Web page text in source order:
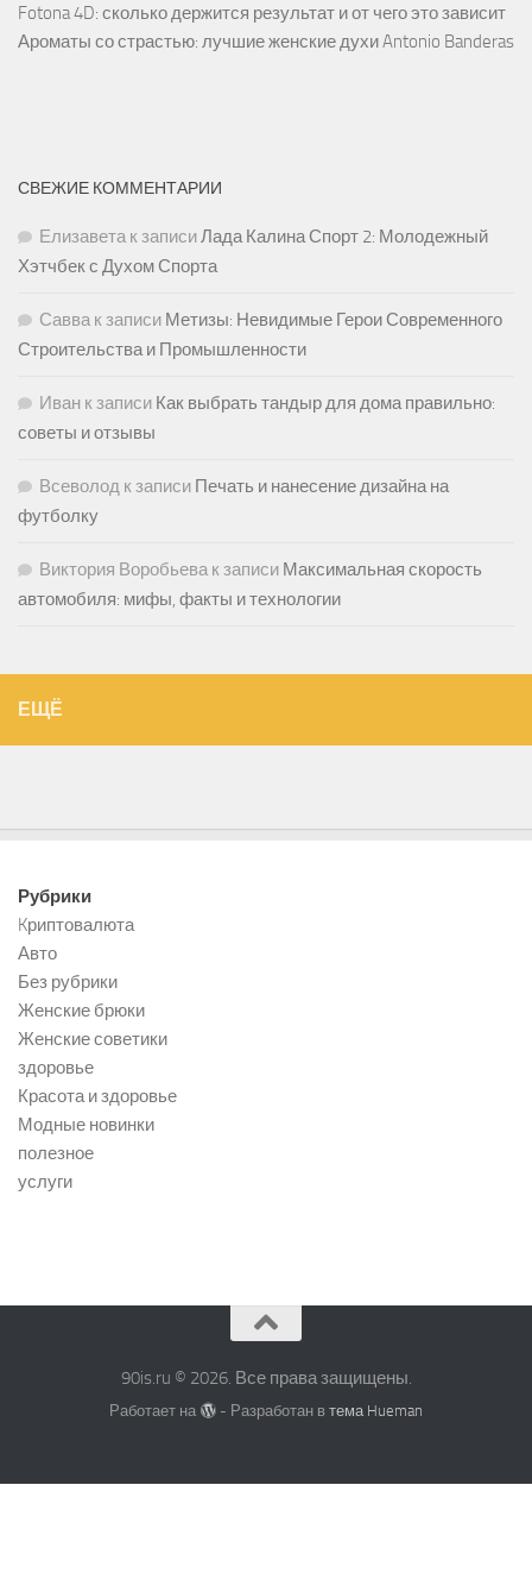
Fotona 4D: сколько держится результат и от чего это зависит
Ароматы со страстью: лучшие женские духи Antonio Banderas
СВЕЖИЕ КОММЕНТАРИИ
Елизаветак записиЛада Калина Спорт 2: Молодежный
Хэтчбек с Духом Спорта
Саввак записи Метизы: Невидимые Герои Современного
Строительства и Промышленности
Иван к записи Как выбрать тандыр для дома правильно:
советы и отзывы
Всеволод к записи Печать и нанесение дизайна на
футболку
Виктория Воробьевак записи Максимальная скорость
автомобиля: мифы, факты и технологии
ЕЩЁ
Рубрики
Kриптовалюта
Авто
Без рубрики
Женские брюки
Женские советики
здоровье
Красота и здоровье
Модные новинки
полезное
услуги
90is.ru © 2026. Все права защищены.
Работает на - Разработан в тема Hueman